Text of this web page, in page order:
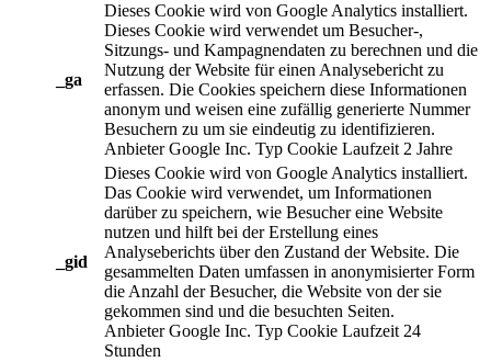
_ga
Dieses Cookie wird von Google Analytics installiert.
Dieses Cookie wird verwendet um Besucher-,
Sitzungs- und Kampagnendaten zu berechnen und die
Nutzung der Website für einen Analysebericht zu
erfassen. Die Cookies speichern diese Informationen
anonym und weisen eine zufällig generierte Nummer
Besuchern zu um sie eindeutig zu identifizieren.
Anbieter Google Inc. Typ Cookie Laufzeit 2 Jahre
_gid
Dieses Cookie wird von Google Analytics installiert.
Das Cookie wird verwendet, um Informationen
darüber zu speichern, wie Besucher eine Website
nutzen und hilft bei der Erstellung eines
Analyseberichts über den Zustand der Website. Die
gesammelten Daten umfassen in anonymisierter Form
die Anzahl der Besucher, die Website von der sie
gekommen sind und die besuchten Seiten.
Anbieter Google Inc. Typ Cookie Laufzeit 24
Stunden